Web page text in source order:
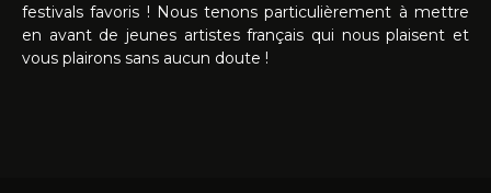
festivals favoris ! Nous tenons particulièrement à mettre
en avant de jeunes artistes français qui nous plaisent et
vous plairons sans aucun doute !